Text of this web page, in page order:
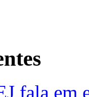
fala em